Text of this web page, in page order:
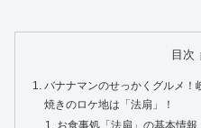
目次
バナナマンのせっかくグルメ！
焼きのロケ地は「法扇」！
お食事処「法扇」の基本情報